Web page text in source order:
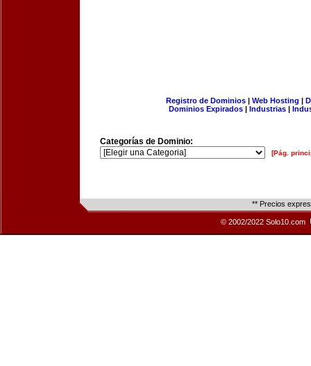
Registro de Dominios| Web Hosting |
Dominios Expirados | Industrias |
Categorías de Dominio:
[Pág.
** Precios
© 2002/2022 Solo10.com